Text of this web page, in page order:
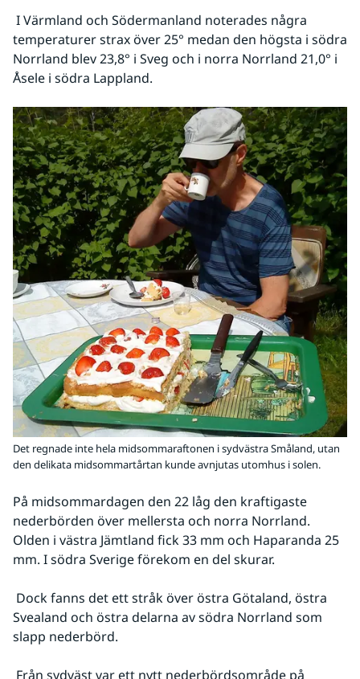
temperaturer strax över 25° medan den högsta i södra
Norrland blev 23,8° i Sveg och i norra Norrland 21,0° i
Åsele i södra Lappland.
Det regnade inte hela midsommaraftonen i sydvästra Småland, utan
den delikata midsommartårtan kunde avnjutas utomhus i solen.
På midsommardagen den 22 låg den kraftigaste
nederbörden över mellersta och norra Norrland.
Olden i västra Jämtland fick 33 mm och Haparanda 25
mm. I södra Sverige förekom en del skurar.
Svealand och östra delarna av södra Norrland som
slapp nederbörd.